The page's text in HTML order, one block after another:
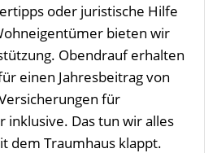
oder juristische Hilfe
bieten wir
Obendrauf erhalten
einen Jahresbeitrag von
für
inklusive. Das tun wir alles
dem Traumhaus klappt.